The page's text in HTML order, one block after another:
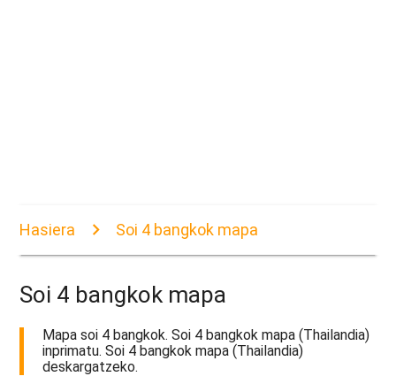
Hasiera Soi 4 bangkok mapa
Soi 4 bangkok mapa
Mapa soi 4 bangkok. Soi 4 bangkok mapa (Thailandia)
inprimatu. Soi 4 bangkok mapa (Thailandia)
deskargatzeko.